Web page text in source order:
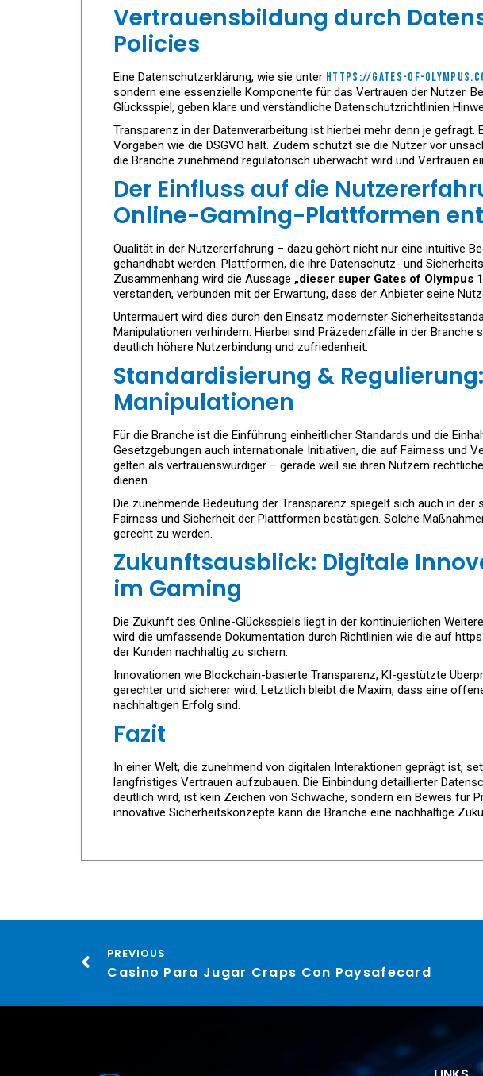
Vertrauensbildung durch
Policies
Eine Datenschutzerklärung, wie sie unter https://gates-of-
sondern eine essenzielle Komponente für das Vertrauen der Nutzer.
Glücksspiel, geben klare und verständliche Datenschutzrichtlinien
Transparenz in der Datenverarbeitung ist hierbei mehr denn je
Vorgaben wie die DSGVO hält. Zudem schützt sie die Nutzer vor
die Branche zunehmend regulatorisch überwacht wird und Vertrauen
Der Einfluss auf die
Online-Gaming-Plattformen
Qualität in der Nutzererfahrung – dazu gehört nicht nur eine intuitive
gehandhabt werden. Plattformen, die ihre Datenschutz- und
Zusammenhang wird die Aussage „dieser super Gates of Olympus
verstanden, verbunden mit der Erwartung, dass der Anbieter seine
Untermauert wird dies durch den Einsatz modernster
Manipulationen verhindern. Hierbei sind Präzedenzfälle in der
deutlich höhere Nutzerbindung und zufriedenheit.
Standardisierung &
Manipulationen
Für die Branche ist die Einführung einheitlicher Standards und die
Gesetzgebungen auch internationale Initiativen, die auf Fairness und
gelten als vertrauenswürdiger – gerade weil sie ihren Nutzern
dienen.
Die zunehmende Bedeutung der Transparenz spiegelt sich auch in
Fairness und Sicherheit der Plattformen bestätigen. Solche
gerecht zu werden.
Zukunftsausblick: Digitale
im Gaming
Die Zukunft des Online-Glücksspiels liegt in der kontinuierlichen
wird die umfassende Dokumentation durch Richtlinien wie die auf
der Kunden nachhaltig zu sichern.
Innovationen wie Blockchain-basierte Transparenz, KI-gestützte
gerechter und sicherer wird. Letztlich bleibt die Maxim, dass eine
nachhaltigen Erfolg sind.
Fazit
In einer Welt, die zunehmend von digitalen Interaktionen geprägt ist,
langfristiges Vertrauen aufzubauen. Die Einbindung detaillierter
deutlich wird, ist kein Zeichen von Schwäche, sondern ein Beweis für
innovative Sicherheitskonzepte kann die Branche eine nachhaltige
PREVIOUS
Casino Para Jugar Craps Con Paysafecard